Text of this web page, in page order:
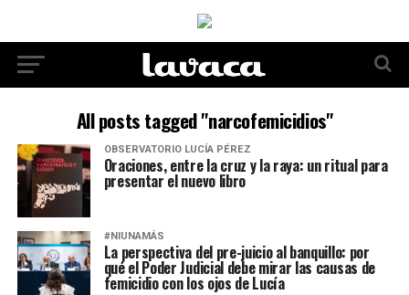
All posts tagged "narcofemicidios"
OBSERVATORIO LUCÍA PÉREZ
Oraciones, entre la cruz y la raya: un ritual para
presentar el nuevo libro
#NIUNAMÁS
La perspectiva del pre-juicio al banquillo: por
qué el Poder Judicial debe mirar las causas de
femicidio con los ojos de Lucía